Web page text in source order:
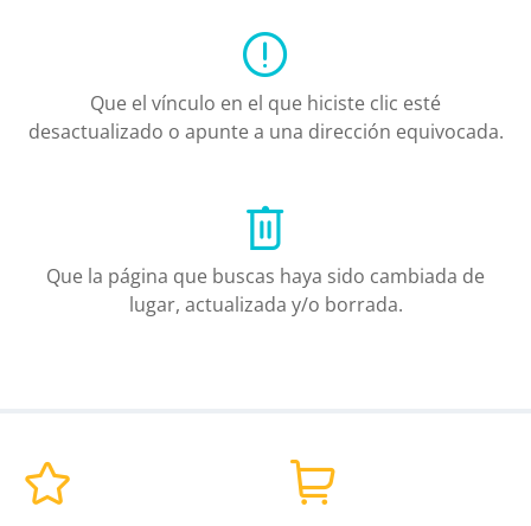
Que el vínculo en el que hiciste clic esté
desactualizado o apunte a una dirección equivocada.
Que la página que buscas haya sido cambiada de
lugar, actualizada y/o borrada.